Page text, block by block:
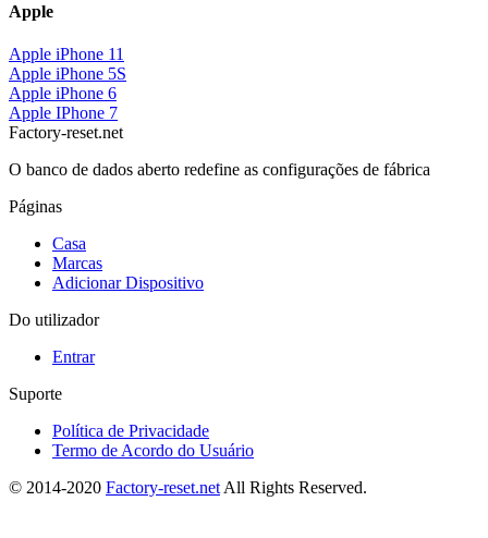
Apple
Apple iPhone 11
Apple iPhone 5S
Apple iPhone 6
Apple IPhone 7
Factory-reset.net
O banco de dados aberto redefine as configurações de fábrica
Páginas
Casa
Marcas
Adicionar Dispositivo
Do utilizador
Entrar
Suporte
Política de Privacidade
Termo de Acordo do Usuário
© 2014-2020 Factory-reset.net All Rights Reserved.